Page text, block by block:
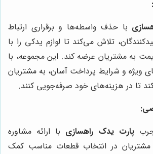
با حذف واسطه‌ها و برقراری ارتباط
تلاش می‌کند تا لوازم یدکی را با
به مشتریان عرضه کند. این مجموعه، با
ویژه و شرایط پرداخت آسان، به مشتریان
تا در هزینه‌های خود صرفه‌جویی کنند.
پارت یدک راهسازی با ارائه مشاوره
در انتخاب قطعات مناسب کمک